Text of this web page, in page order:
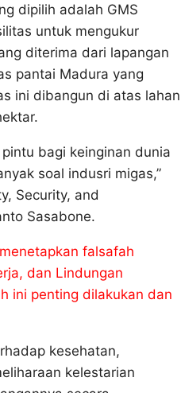
dipilih adalah GMS
untuk mengukur
diterima dari lapangan
pantai Madura yang
ini dibangun di atas lahan
bagi keinginan dunia
soal indusri migas,”
Security, and
Sasabone.
falsafah
dan Lindungan
ini penting dilakukan dan
kesehatan,
kelestarian